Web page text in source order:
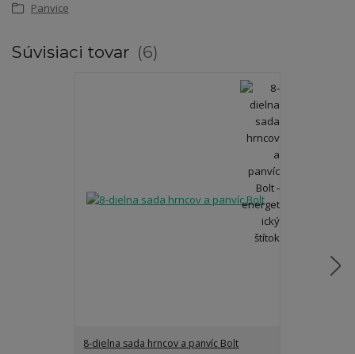
Panvice
Súvisiaci tovar 6
8-dielna sada hrncov a panvíc Bolt